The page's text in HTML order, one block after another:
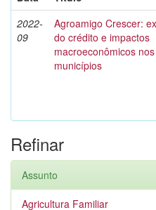
2022-
09
Agroamigo Crescer:
do crédito e impactos
macroeconômicos nos
municípios
Refinar
Assunto
Agricultura Familiar